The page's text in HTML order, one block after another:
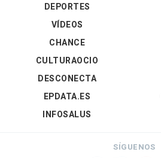
DEPORTES
VÍDEOS
CHANCE
CULTURAOCIO
DESCONECTA
EPDATA.ES
INFOSALUS
SÍGUENOS